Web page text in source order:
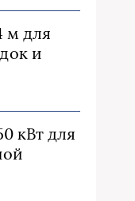
м для
и
кВт для